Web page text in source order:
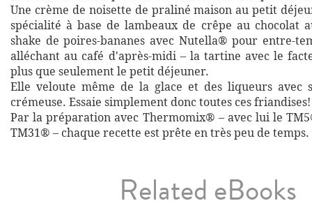
Une crème de noisette de praliné maison au petit
spécialité à base de lambeaux de crêpe au chocolat
shake de poires-bananes avec Nutella® pour entre-
alléchant au café d'après-midi – la tartine avec le
plus que seulement le petit déjeuner.
Elle veloute même de la glace et des liqueurs
crémeuse. Essaie simplement donc toutes ces friandises!
Par la préparation avec Thermomix® – avec lui le
TM31® – chaque recette est prête en très peu de temps.
Related eBooks